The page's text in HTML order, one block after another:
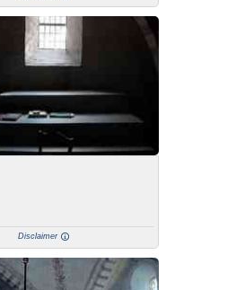
Disclaimer